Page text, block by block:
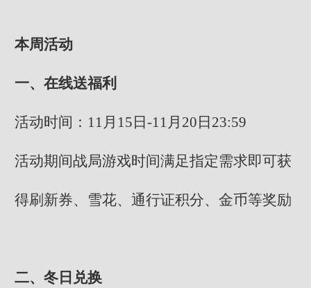
本周活动
一、在线送福利
活动时间：11月15日-11月20日23:59
活动期间战局游戏时间满足指定需求即可获
得刷新券、雪花、通行证积分、金币等奖励
二、冬日兑换